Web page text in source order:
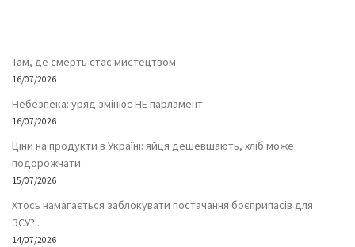
Там, де смерть стає мистецтвом
16/07/2026
Небезпека: уряд змінює НЕ парламент
16/07/2026
Ціни на продукти в Україні: яйця дешевшають, хліб може
подорожчати
15/07/2026
Хтось намагається заблокувати постачання боєприпасів для
ЗСУ?..
14/07/2026